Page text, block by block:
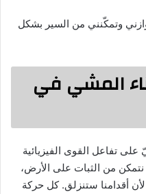
وتمكّنني من السير بشكل
المشي في
تفاعل القوى الفيزيائية
نتمكن من الثبات على الأرض،
أقدامنا ستنزلق. كل حركة